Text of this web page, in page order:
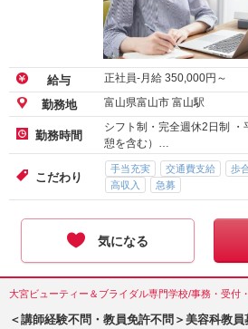
給与 正社員-月給 350,000円～
勤務地 富山県富山市 富山駅
勤務時間
シフト制・完全週休2日制 ・平日 10：30～18：00（休
憩を含む）…
こだわり
手当充実 交通費支給
歩
高収入
急募
気になる
＜講師経験不問・教員免許不問＞美容科教